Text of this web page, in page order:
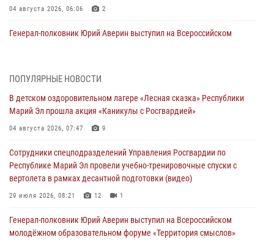
04 августа 2026, 06:06 2
Генерал-полковник Юрий Аверин выступил на Всероссийском
празднования Дня ВДВ и проведения матчевого турнира на Кубок
Раимкуля Малахбекова
03 августа 2026, 06:52 7
Центральная войсковая комендатура Росгвардии отмечает день
образования 2 августа
02 августа 2026, 11:44
мировой войне 1914-1918 годов
01 августа 2026, 11:42
ПОПУЛЯРНЫЕ НОВОСТИ
В детском оздоровительном лагере «Лесная сказка» Республики
Марий Эл прошла акция «Каникулы с Росгвардией»
04 августа 2026, 07:47 9
Сотрудники спецподразделений Управления Росгвардии по
Республике Марий Эл провели учебно-тренировочные спуски с
вертолета в рамках десантной подготовки (видео)
29 июля 2026, 08:21 12 1
Генерал-полковник Юрий Аверин выступил на Всероссийском
молодёжном образовательном форуме «Территория смыслов»